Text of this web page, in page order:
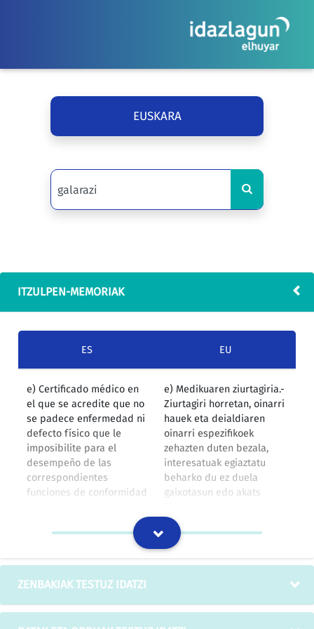
EUSKARA
ITZULPEN-MEMORIAK
ES EU
e) Certificado médico en
el que se acredite que no
se padece enfermedad ni
defecto físico que le
imposibilite para el
desempeño de las
correspondientes
funciones de conformidad
convocatoria.
e) Medikuaren ziurtagiria.-
Ziurtagiri horretan, oinarri
hauek eta deialdiaren
oinarri espezifikoek
zehazten duten bezala,
interesatuak egiaztatu
beharko du ez duela
gaixotasun edo akats
eginkizunak betetzea
galaraziko dionik.
IZOko itzulpen-memoria
el que se acredite que no
Ziurtagiri horretan, oinarri
ZENBAKIAK TESTUZ IDATZI